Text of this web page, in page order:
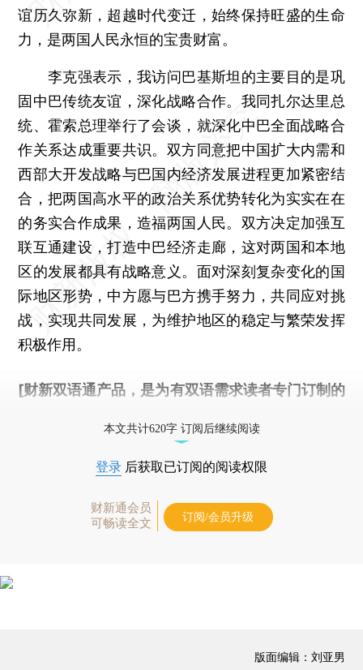
谊历久弥新，超越时代变迁，始终保持旺盛的生命
力，是两国人民永恒的宝贵财富。
李克强表示，我访问巴基斯坦的主要目的是巩
固中巴传统友谊，深化战略合作。我同扎尔达里总
统、霍索总理举行了会谈，就深化中巴全面战略合
作关系达成重要共识。双方同意把中国扩大内需和
西部大开发战略与巴国内经济发展进程更加紧密结
合，把两国高水平的政治关系优势转化为实实在在
的务实合作成果，造福两国人民。双方决定加强互
联互通建设，打造中巴经济走廊，这对两国和本地
区的发展都具有战略意义。面对深刻复杂变化的国
际地区形势，中方愿与巴方携手努力，共同应对挑
战，实现共同发展，为维护地区的稳定与繁荣发挥
积极作用。
[财新双语通产品，是为有双语需求读者专门订制的
本文共计620字 订阅后继续阅读
登录 后获取已订阅的阅读权限
财新通会员
可畅读全文
订阅/会员升级
版面编辑：刘亚男